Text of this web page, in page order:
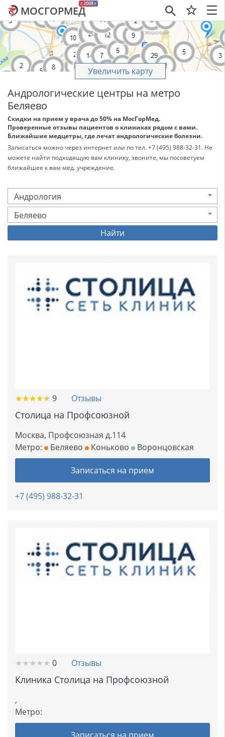
×
c 2008 г
МОСГОРМЕД
Увеличить карту
Андрологические центры на метро
Беляево
Скидки на прием у врача до 50% на МосГорМед.
Проверенные отзывы пациентов о клиниках рядом с вами.
Ближайшие медцетры, где лечат андрологические болезни.
Записаться можно через интернет или по тел. +7 (495) 988-32-31. Не
можете найти подходящую вам клинику, звоните, мы посоветуем
ближайшее к вам мед. учреждение.
Андрология
Беляево
Найти
★★★★★
★★★★★ 9 Отзывы
Столица на Профсоюзной
Москва, Профсоюзная д.114
Метро:
Беляево Коньково Воронцовская
Записаться на прием
+7 (495) 988-32-31
★★★★★
★★★★★ 0 Отзывы
Клиника Столица на Профсоюзной
,
Метро: